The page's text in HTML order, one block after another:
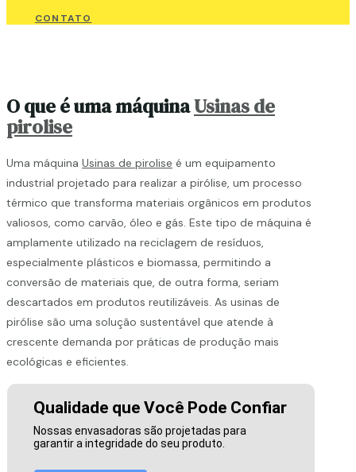
CONTATO
O que é uma máquinaUsinas de
pirolise
Uma máquina Usinas de pirolise é um equipamento
industrial projetado para realizar a pirólise, um processo
térmico que transforma materiais orgânicos em produtos
valiosos, como carvão, óleo e gás. Este tipo de máquina é
amplamente utilizado na reciclagem de resíduos,
especialmente plásticos e biomassa, permitindo a
conversão de materiais que, de outra forma, seriam
descartados em produtos reutilizáveis. As usinas de
pirólise são uma solução sustentável que atende à
crescente demanda por práticas de produção mais
ecológicas e eficientes.
Qualidade que Você Pode Confiar
Nossas envasadoras são projetadas para
garantir a integridade do seu produto.